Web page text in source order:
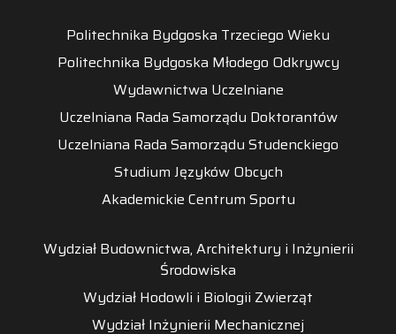
Politechnika Bydgoska Trzeciego Wieku
Politechnika Bydgoska Młodego Odkrywcy
Wydawnictwa Uczelniane
Uczelniana Rada Samorządu Doktorantów
Uczelniana Rada Samorządu Studenckiego
Studium Języków Obcych
Akademickie Centrum Sportu
Wydział Budownictwa, Architektury i Inżynierii
Środowiska
Wydział Hodowli i Biologii Zwierząt
Wydział Inżynierii Mechanicznej